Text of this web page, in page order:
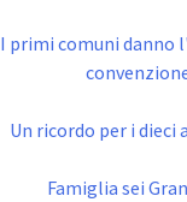
I primi comuni danno
Un ricordo per i dieci
Famiglia sei